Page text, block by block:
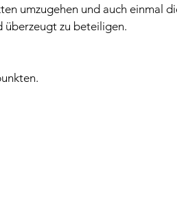
umzugehen und auch einmal
überzeugt zu beteiligen.